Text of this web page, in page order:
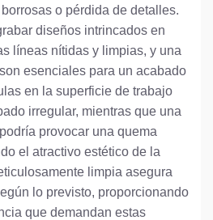
o pérdida de detalles.
diseños intrincados en
líneas nítidas y limpias, y una
esenciales para un acabado
en la superficie de trabajo
irregular, mientras que una
provocar una quema
el atractivo estético de la
limpia asegura
lo previsto, proporcionando
que demandan estas